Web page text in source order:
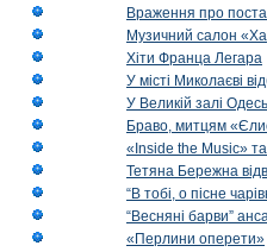
Враження про
Музичний салон
Хіти Франца Легара
У місті Миколаєві
У Великій залі
Браво, митцям
«Inside the Music»
Тетяна Бережна
“В тобі, о пісне
“Весняні барви”
«Перлини оперети»